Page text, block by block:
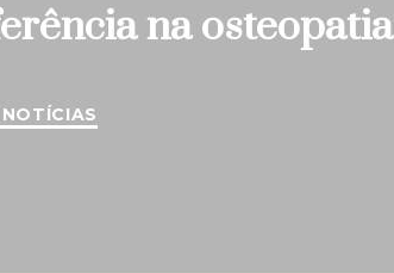
na osteopatia